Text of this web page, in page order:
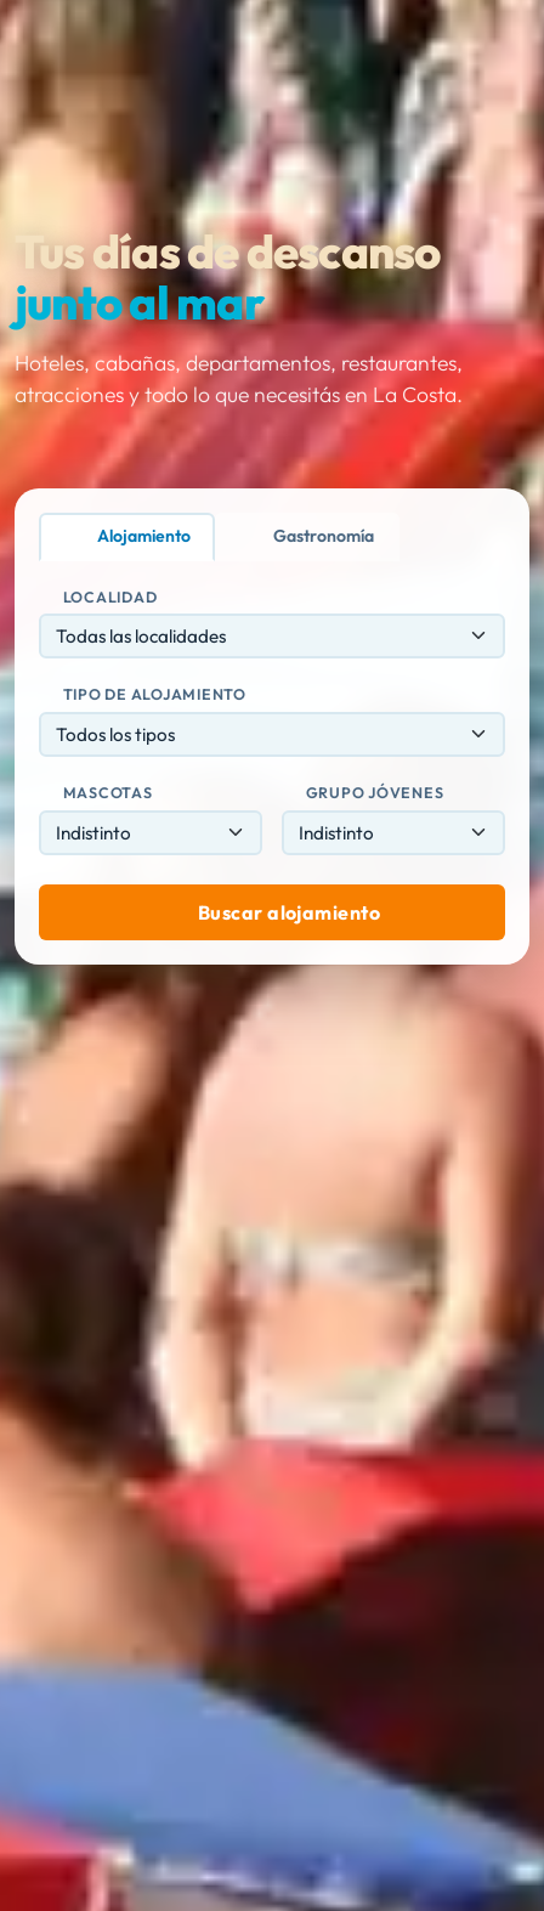
Tus días de descanso
junto al mar
Hoteles, cabañas, departamentos, restaurantes,
atracciones y todo lo que necesitás en La Costa.
Alojamiento Gastronomía
LOCALIDAD
Todas las localidades
TIPO DE ALOJAMIENTO
Todos los tipos
MASCOTAS GRUPO JÓVENES
Buscar alojamiento